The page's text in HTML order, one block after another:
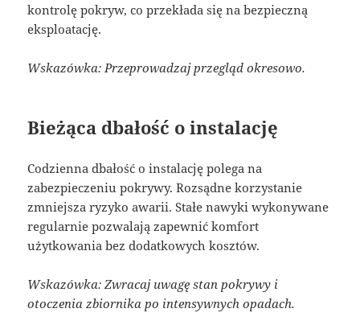
kontrolę pokryw, co przekłada się na bezpieczną
eksploatację.
Wskazówka: Przeprowadzaj przegląd okresowo.
Bieżąca dbałość o instalację
Codzienna dbałość o instalację polega na
zabezpieczeniu pokrywy. Rozsądne korzystanie
zmniejsza ryzyko awarii. Stałe nawyki wykonywane
regularnie pozwalają zapewnić komfort
użytkowania bez dodatkowych kosztów.
Wskazówka: Zwracaj uwagę stan pokrywy i
otoczenia zbiornika po intensywnych opadach.